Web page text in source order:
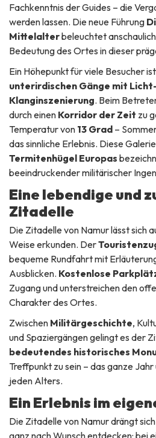
Fachkenntnis der Guides – die
werden lassen. Die neue Führung
Mittelalterbeleuchtet
Bedeutung des Ortes in dieser
Ein Höhepunkt für viele Besucher
unterirdischen Gänge mit
Klanginszenierung. Beim
durch einen Korridor der Zeit zu
Temperatur von 13 Grad –
das sinnliche Erlebnis. Diese
Termitenhügel Europas
beeindruckender militärischer
Eine lebendige und
Zitadelle
Die Zitadelle von Namur lässt sich
Weise erkunden. Der
bequeme Rundfahrt mit
Ausblicken. Kostenlose
Zugang und unterstreichen den
Charakter des Ortes.
Zwischen Militärgeschichte,
und Spaziergängen gelingt es der
bedeutendes historisches
Treffpunkt zu sein – das ganze
jeden Alters.
Ein Erlebnis im
Die Zitadelle von Namur drängt
ganz nach Wunsch entdecken: bei